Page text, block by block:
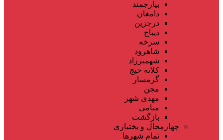
بیارجمند
دامغان
درجزین
دیباج
سرخه
شاهرود
شهمیرزاد
کلاته خیج
گرمسار
مجن
مهدی شهر
میامی
بازگشت
چهارمحال و بختیاری
تمام شهر‌ها